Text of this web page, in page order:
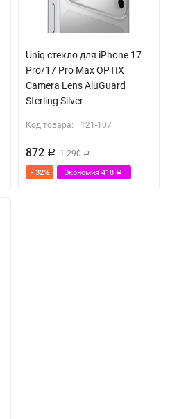
Uniq стекло для iPhone 17
Pro/17 Pro Max OPTIX
Camera Lens AluGuard
Sterling Silver
Код товара: 121-107
872 Р 1 290Р
- 32% Экономия 418 Р